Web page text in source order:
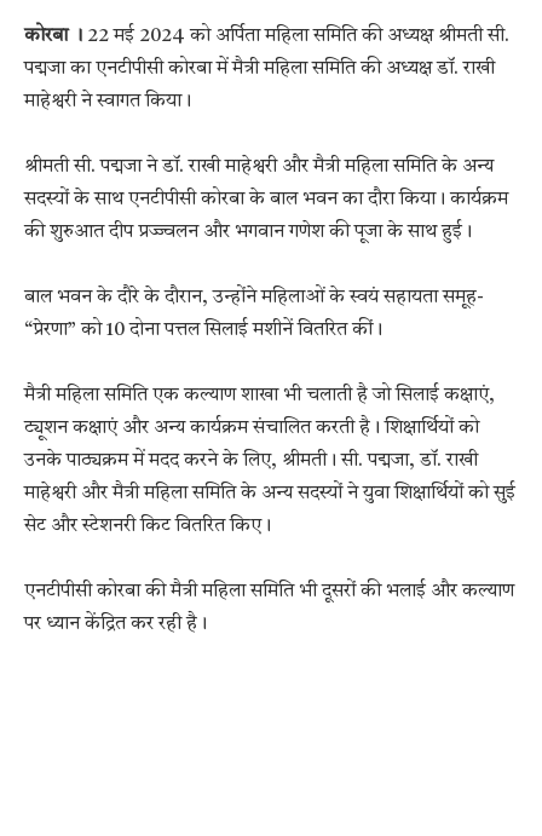
कोरबा । 22 मई 2024 को अर्पिता महिला समिति की अध्यक्ष श्रीमती सी.
पद्मजा का एनटीपीसी कोरबा में मैत्री महिला समिति की अध्यक्ष डॉ. राखी
माहेश्वरी ने स्वागत किया।
श्रीमती सी. पद्मजा ने डॉ. राखी माहेश्वरी और मैत्री महिला समिति के अन्य
सदस्यों के साथ एनटीपीसी कोरबा के बाल भवन का दौरा किया। कार्यक्रम
की शुरुआत दीप प्रज्ज्वलन और भगवान गणेश की पूजा के साथ हुई।
बाल भवन के दौरे के दौरान, उन्होंने महिलाओं के स्वयं सहायता समूह-
“प्रेरणा” को 10 दोना पत्तल सिलाई मशीनें वितरित कीं।
मैत्री महिला समिति एक कल्याण शाखा भी चलाती है जो सिलाई कक्षाएं,
ट्यूशन कक्षाएं और अन्य कार्यक्रम संचालित करती है। शिक्षार्थियों को
उनके पाठ्यक्रम में मदद करने के लिए, श्रीमती। सी. पद्मजा, डॉ. राखी
माहेश्वरी और मैत्री महिला समिति के अन्य सदस्यों ने युवा शिक्षार्थियों को सुई
सेट और स्टेशनरी किट वितरित किए।
एनटीपीसी कोरबा की मैत्री महिला समिति भी दूसरों की भलाई और कल्याण
पर ध्यान केंद्रित कर रही है।